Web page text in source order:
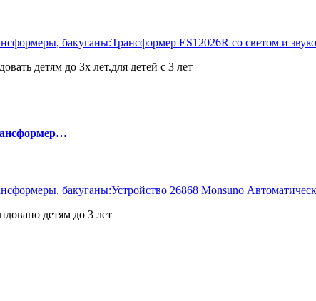
детям до 3х лет.для детей с 3 лет
детям до 3 лет